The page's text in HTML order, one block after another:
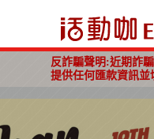
反詐騙聲明:近期詐
提供任何匯款資訊並